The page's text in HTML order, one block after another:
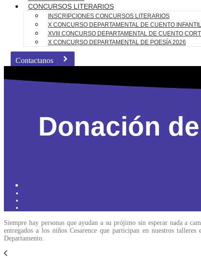
CONCURSOS LITERARIOS
INSCRIPCIONES CONCURSOS LITERARIOS
X CONCURSO DEPARTAMENTAL DE CUENTO INFANTIL
XVIII CONCURSO DEPARTAMENTAL DE CUENTO
X CONCURSO DEPARTAMENTAL DE POESÍA 2026
Contactanos
Donación
Siempre hay personas que ayudan a su prójimo sin esperar nada a
entregados a los niños Cesarence que participan en nuestros
Departamento.